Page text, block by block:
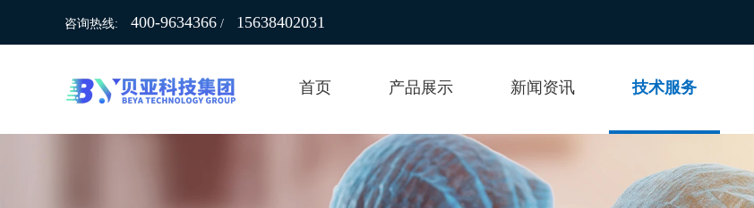
咨询热线: 400-9634366 / 15638402031
首页 产品展示 新闻资讯 技术服务